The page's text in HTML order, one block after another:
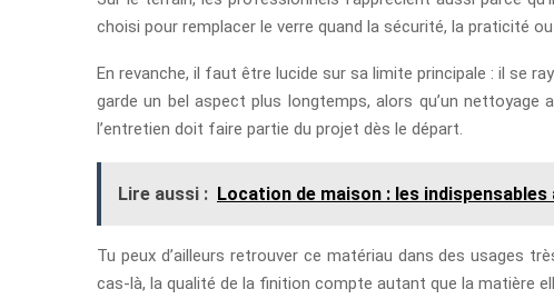
choisi pour remplacer le verre quand la sécurité, la praticité
En revanche, il faut être lucide sur sa limite principale : il se
garde un bel aspect plus longtemps, alors qu’un
l’entretien doit faire partie du projet dès le départ.
Lire aussi : Location de maison : les
Tu peux d’ailleurs retrouver ce matériau dans des usages
cas-là, la qualité de la finition compte autant que la matière